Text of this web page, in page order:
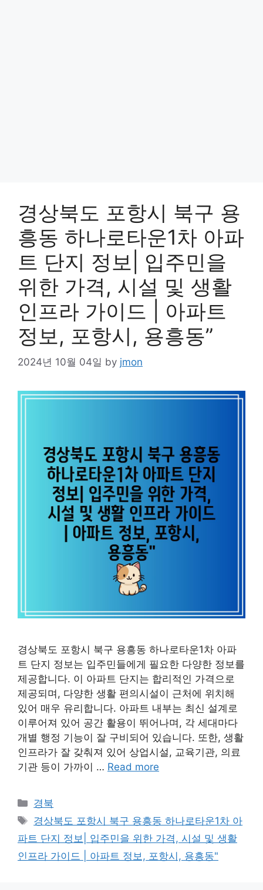
경상북도 포항시 북구 용
흥동 하나로타운1차 아파
트 단지 정보| 입주민을
위한 가격, 시설 및 생활
인프라 가이드 | 아파트
정보, 포항시, 용흥동”
2024년 10월 04일 by jmon
경상북도 포항시 북구 용흥동 하나로타운1차 아파
트 단지 정보는 입주민들에게 필요한 다양한 정보를
제공합니다. 이 아파트 단지는 합리적인 가격으로
제공되며, 다양한 생활 편의시설이 근처에 위치해
있어 매우 유리합니다. 아파트 내부는 최신 설계로
이루어져 있어 공간 활용이 뛰어나며, 각 세대마다
개별 행정 기능이 잘 구비되어 있습니다. 또한, 생활
인프라가 잘 갖춰져 있어 상업시설, 교육기관, 의료
기관 등이 가까이 … Read more
Categories
경북
Tags
경상북도 포항시 북구 용흥동 하나로타운1차 아
파트 단지 정보| 입주민을 위한 가격, 시설 및 생활
인프라 가이드 | 아파트 정보, 포항시, 용흥동"